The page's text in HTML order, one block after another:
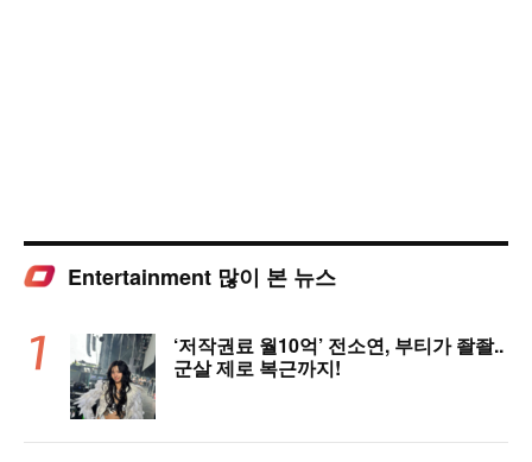
Entertainment 많이 본 뉴스
‘저작권료 월10억’ 전소연, 부티가 좔좔..
군살 제로 복근까지!